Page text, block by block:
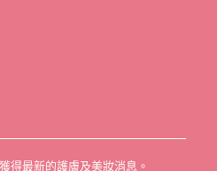
得最新的護膚及美妝消息。